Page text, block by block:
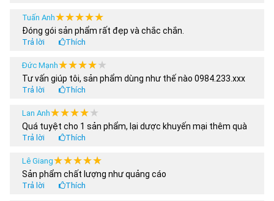
Lưu ý:
– Trục ván, bánh ván màu ngẫu nhiên theo
từng thời điểm.
họa tiết / chữ theo thiết kế của hãng trong
từng thời điểm khác nhau.
--------------------------------------------
Tuấn Anh★★★★★
★★★★★
Đóng gói sản phẩm rất đẹp và chắc chắn.
Trả lời Thích
Đức Mạnh★★★★★
★★★★★
Tư vấn giúp tôi, sản phẩm dùng như thế nào 0984.233.xxx
Trả lời Thích
Lan Anh★★★★★
★★★★★
Quá tuyệt cho 1 sản phẩm, lại dược khuyến mại thêm quà
Trả lời Thích
Lê Giang★★★★★
★★★★★
Sản phẩm chất lượng như quảng cáo
Trả lời Thích